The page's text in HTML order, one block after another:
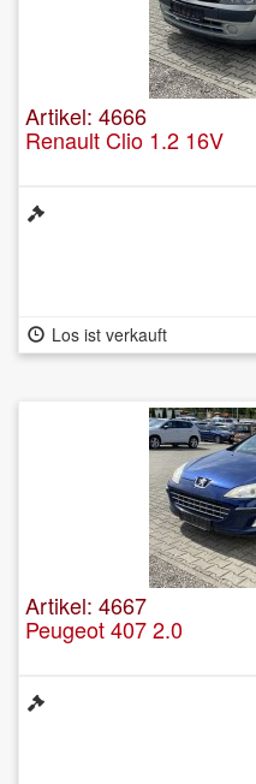
Artikel: 4666
Renault Clio 1.2 16V
Los ist verkauft
Artikel: 4667
Peugeot 407 2.0